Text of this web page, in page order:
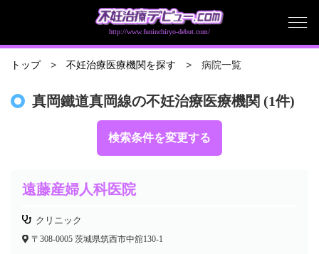
http://www.funinchiryo-debut.com/
トップ 不妊治療医療機関を探す 病院一覧
真岡鐵道真岡線の不妊治療医療機関 (1件)
検索条件を変更する
遠藤産婦人科医院
クリニック
〒308-0005 茨城県筑西市中舘130-1